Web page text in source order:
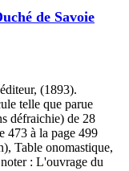
de Savoie
(1893).
telle que parue
défraichie) de 28
473 à la page 499
Table onomastique,
: L'ouvrage du